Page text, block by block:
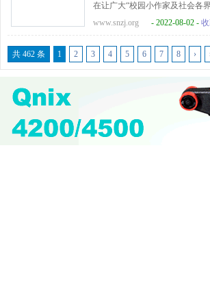
在让广大“校园小作家及社会各
为“少作之家”、“作家摇篮”。
众多名家出任旗下品牌活动评
www.snzj.org - 2022-08-02 -
共 462 条 1 2 3 4 5 6 7 8 ›